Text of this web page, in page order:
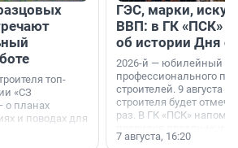
топ-
«СЗ
о планах
и поводах для
ГЭС, марки,
ВВП: в ГК «ПСК»
об истории Дня
2026-й — юбилейный
профессионального
строителей. 9 августа
строителя будет
раз. В ГК «ПСК»
поменялась роль
7 августа, 16:20